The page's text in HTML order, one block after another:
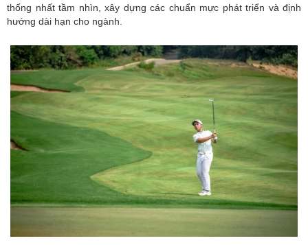
thống nhất tầm nhìn, xây dựng các chuẩn mực phát triển và định
hướng dài hạn cho ngành.